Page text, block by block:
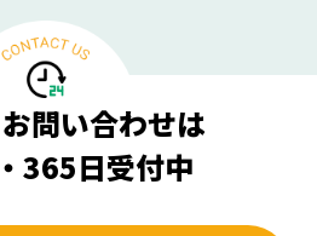
問い合わせは
365日受付中